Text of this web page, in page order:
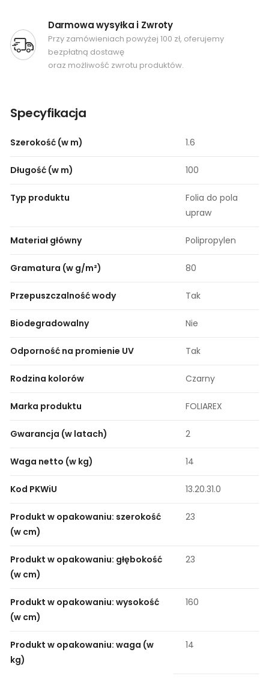
Darmowa wysyłka i Zwroty
Przy zamówieniach powyżej 100 zł, oferujemy
bezpłatną dostawę
oraz możliwość zwrotu produktów.
Specyfikacja
Szerokość (w m) 1.6
Długość (w m) 100
Typ produktu
Folia do pola
upraw
Materiał główny Polipropylen
Gramatura (w g/m²) 80
Przepuszczalność wody Tak
Biodegradowalny Nie
Odporność na promienie UV Tak
Rodzina kolorów Czarny
Marka produktu FOLIAREX
Gwarancja (w latach) 2
Waga netto (w kg) 14
Kod PKWiU 13.20.31.0
Produkt w opakowaniu: szerokość
(w cm)
23
Produkt w opakowaniu: głębokość
(w cm)
23
Produkt w opakowaniu: wysokość
(w cm)
160
Produkt w opakowaniu: waga (w
kg)
14